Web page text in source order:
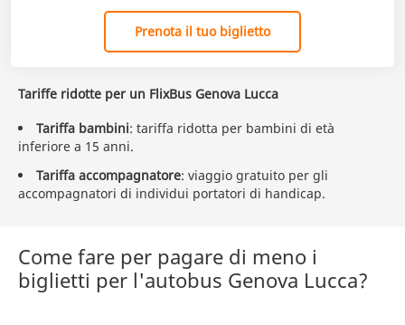
Prenota il tuo biglietto
Tariffe ridotte per un FlixBus Genova Lucca
Tariffa bambini: tariffa ridotta per bambini di età
inferiore a 15 anni.
Tariffa accompagnatore: viaggio gratuito per gli
accompagnatori di individui portatori di handicap.
Come fare per pagare di meno i
biglietti per l'autobus Genova Lucca?